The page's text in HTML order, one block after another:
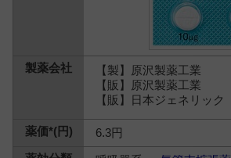
【製】原沢製薬工業
【販】原沢製薬工業
【販】日本ジェネリック
6.3円